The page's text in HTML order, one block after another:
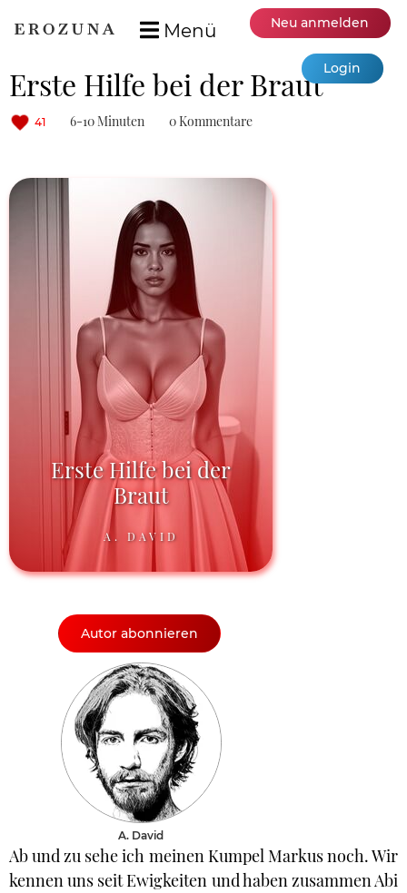
Menü Neu anmelden
Login
Erste Hilfe bei der Braut
41 6-10 Minuten 0 Kommentare
Erste Hilfe bei der
Braut
A. DAVID
Autor abonnieren
A. David
Ab und zu sehe ich meinen Kumpel Markus noch. Wir
kennen uns seit Ewigkeiten und haben zusammen Abi